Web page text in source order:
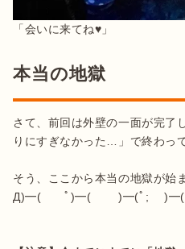
「会いに来てね♥」
本当の地獄
さて、前回は外壁の一面が完了
りにすぎなかった…」で終わっ
そう、ここから本当の地獄が
Д)━(　　ﾟ)━(　　 )━(ﾟ;　